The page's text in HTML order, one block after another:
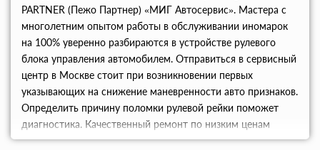
PARTNER (Пежо Партнер) «МИГ Автосервис». Мастера с
многолетним опытом работы в обслуживании иномарок
на 100% уверенно разбираются в устройстве рулевого
блока управления автомобилем. Отправиться в сервисный
центр в Москве стоит при возникновении первых
указывающих на снижение маневренности авто признаков.
Определить причину поломки рулевой рейки поможет
диагностика. Качественный ремонт по низким ценам
обеспечат профессионализм мастеров, точность